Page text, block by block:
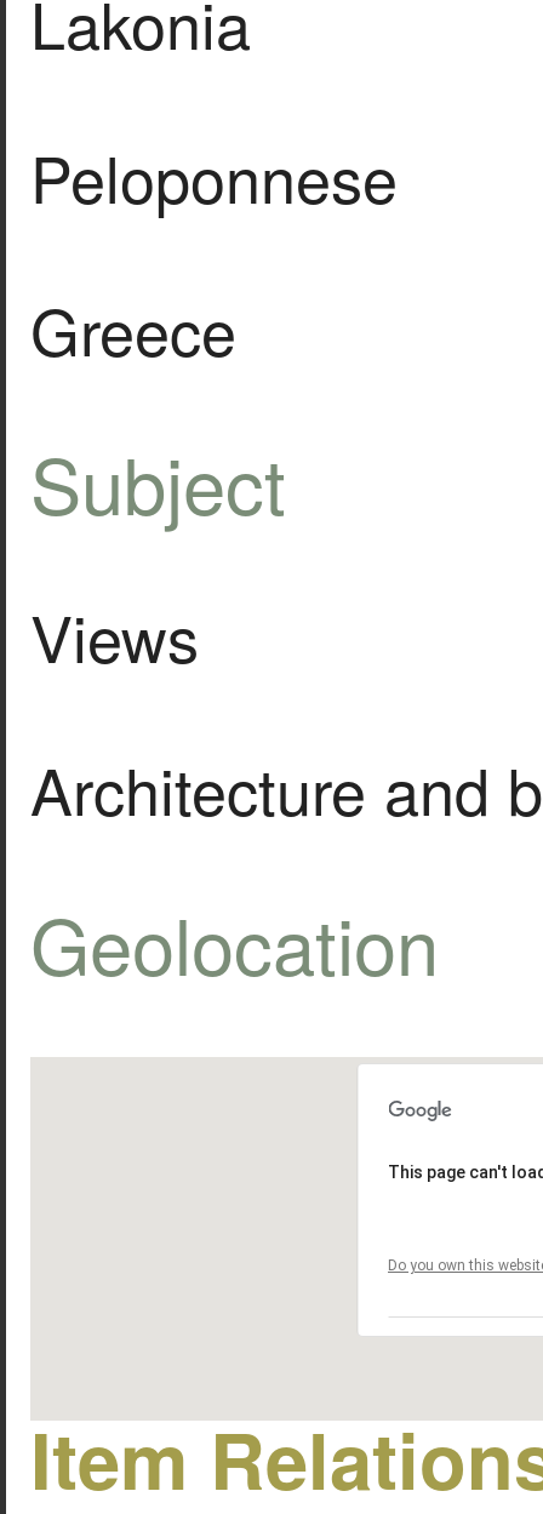
Lakonia
Peloponnese
Greece
Subject
Views
Architecture and
Geolocation
This page can't
Do you own this
Item